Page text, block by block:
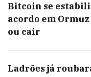
Bitcoin se
acordo em
ou cair
Ladrões já